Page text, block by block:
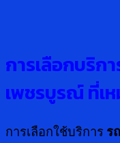
การเลือกบริก
เพชรบูรณ์ ที่เห
การเลือกใช้บริการ ร